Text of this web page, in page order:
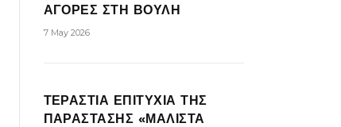
ΑΓΟΡΕΣ ΣΤΗ ΒΟΥΛΗ
7 May 2026
ΤΕΡΑΣΤΙΑ ΕΠΙΤΥΧΙΑ ΤΗΣ
ΠΑΡΑΣΤΑΣΗΣ «ΜΑΛΙΣΤΑ